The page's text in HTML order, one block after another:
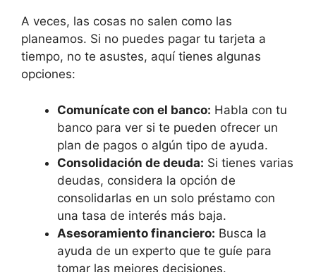
A veces, las cosas no salen como las
planeamos. Si no puedes pagar tu tarjeta a
tiempo, no te asustes, aquí tienes algunas
opciones:
Comunícate con el banco: Habla con tu
banco para ver si te pueden ofrecer un
plan de pagos o algún tipo de ayuda.
Consolidación de deuda: Si tienes varias
deudas, considera la opción de
consolidarlas en un solo préstamo con
una tasa de interés más baja.
Asesoramiento financiero: Busca la
ayuda de un experto que te guíe para
tomar las mejores decisiones.